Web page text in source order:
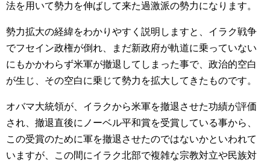
法を用いて勢力を伸ばして来た過激派の勢力になります。
勢力拡大の経緯をわかりやすく説明しますと、イラク戦争
でフセイン政権が倒れ、まだ新政府が軌道に乗っていない
にもかかわらず米軍が撤退してしまった事で、政治的空白
が生じ、その空白に乗じて勢力を拡大してきたものです。
オバマ大統領が、イラクから米軍を撤退させた功績が評価
され、撤退直後にノーベル平和賞を受賞している事から、
この受賞のために軍を撤退させたのではないかといわれて
いますが、この間にイラク北部で複雑な宗教対立や民族対